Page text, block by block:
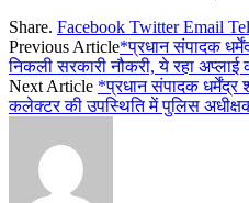
Share. Facebook Twitter Email
Previous Article*प्रधान संपादक
निकली सरकारी नौकरी, ये रहा
Next Article *प्रधान संपादक धर्मेंद्र
कलेक्टर की उपस्थिति में पुलिस